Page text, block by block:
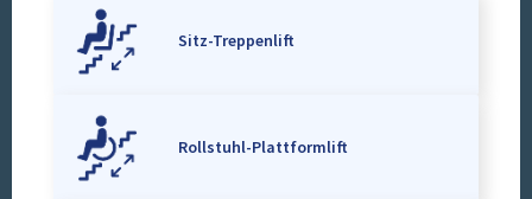
Sitz-Treppenlift
Rollstuhl-Plattformlift